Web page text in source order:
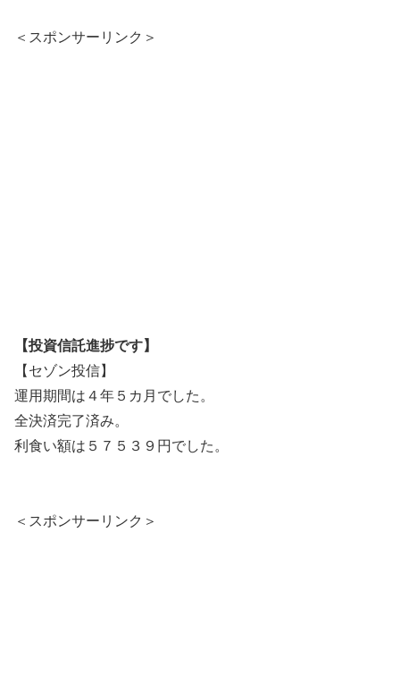
＜スポンサーリンク＞
【投資信託進捗です】
【セゾン投信】
運用期間は４年５カ月でした。
全決済完了済み。
利食い額は５７５３９円でした。
＜スポンサーリンク＞